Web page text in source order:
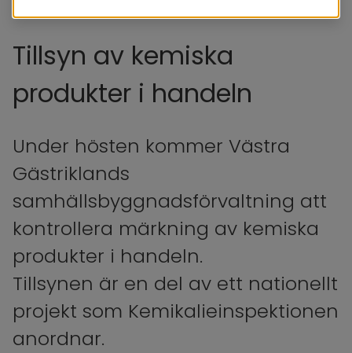
Tillsyn av kemiska
produkter i handeln
Under hösten kommer Västra
Gästriklands
samhällsbyggnadsförvaltning att
kontrollera märkning av kemiska
produkter i handeln.
Tillsynen är en del av ett nationellt
projekt som Kemikalieinspektionen
anordnar.